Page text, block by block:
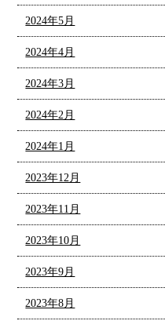
2024年5月
2024年4月
2024年3月
2024年2月
2024年1月
2023年12月
2023年11月
2023年10月
2023年9月
2023年8月